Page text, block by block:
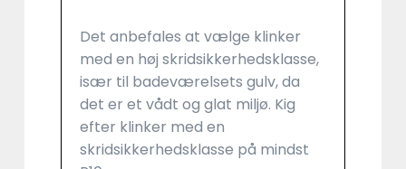
Det anbefales at vælge klinker
med en høj skridsikkerhedsklasse,
især til badeværelsets gulv, da
det er et vådt og glat miljø. Kig
efter klinker med en
skridsikkerhedsklasse på mindst